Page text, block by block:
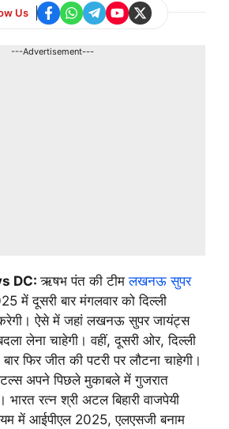
Us
---Advertisement---
DC:ऋषभ पंत की टीमलखनऊ सुपर
में दूसरी बार मंगलवार को दिल्ली
ऐसे में जहां लखनऊ सुपर जायंट्स
लेना चाहेगी। वहीं, दूसरी ओर, दिल्ली
फिर जीत की पटरी पर लौटना चाहेगी।
अपने पिछले मुकाबले में गुजरात
रत्न श्री अटल बिहारी वाजपेयी
में आईपीएल 2025, एलएसजी बनाम